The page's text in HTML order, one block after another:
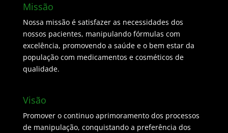
Missão
Nossa missão é satisfazer as necessidades dos
nossos pacientes, manipulando fórmulas com
excelência, promovendo a saúde e o bem estar da
população com medicamentos e cosméticos de
qualidade.
Visão
Promover o continuo aprimoramento dos processos
de manipulação, conquistando a preferência dos